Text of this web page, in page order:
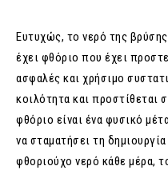
Ευτυχώς, το νερό της
έχει φθόριο που έχει
ασφαλές και χρήσιμο
κοιλότητα και προστίθεται
φθόριο είναι ένα φυσικό
να σταματήσει τη
φθοριούχο νερό κάθε μέρα,